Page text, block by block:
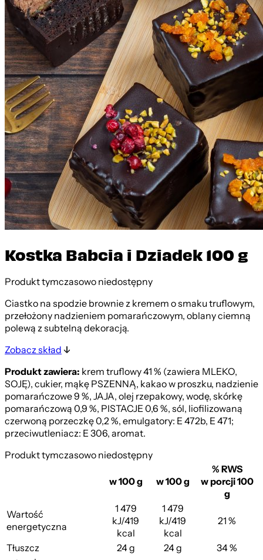
Kostka Babcia i Dziadek 100 g
Produkt tymczasowo niedostępny
Ciastko na spodzie brownie z kremem o smaku truflowym,
przełożony nadzieniem pomarańczowym, oblany ciemną
polewą z subtelną dekoracją.
Zobacz skład
Produkt zawiera: krem truflowy 41 % (zawiera MLEKO,
SOJĘ), cukier, mąkę PSZENNĄ, kakao w proszku, nadzienie
pomarańczowe 9 %, JAJA, olej rzepakowy, wodę, skórkę
pomarańczową 0,9 %, PISTACJE 0,6 %, sól, liofilizowaną
czerwoną porzeczkę 0,2 %, emulgatory: E 472b, E 471;
przeciwutleniacz: E 306, aromat.
Produkt tymczasowo niedostępny
w 100 g w 100 g
% RWS
w porcji 100
g
Wartość
energetyczna
1 479
kJ/419
kcal
1 479
kJ/419
kcal
21 %
Tłuszcz 24 g 24 g
34 %